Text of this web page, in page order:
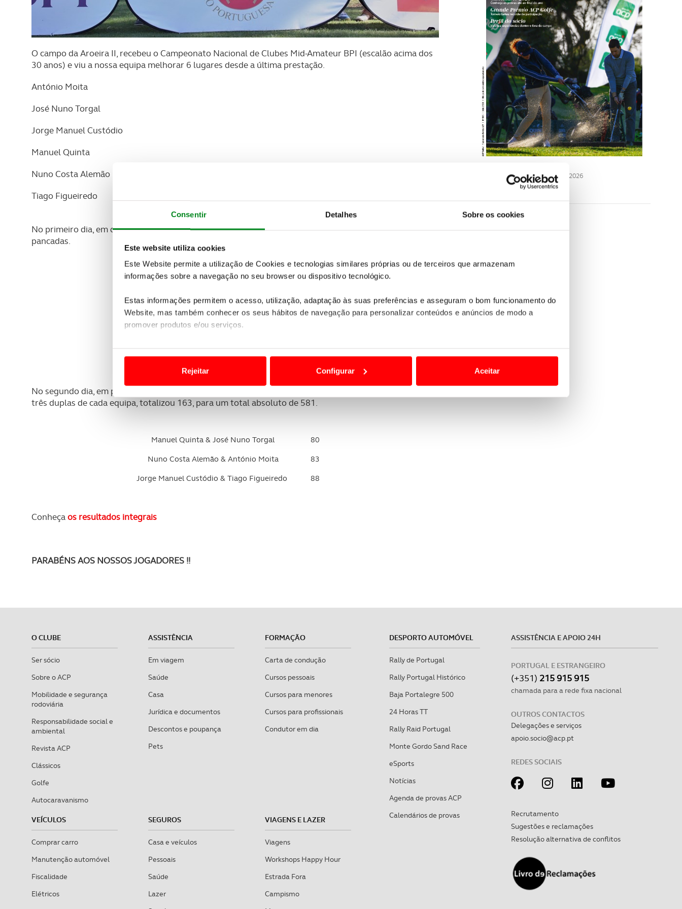
Consentir Detalhes Sobre os cookies
Este website utiliza cookies
Este Website permite a utilização de Cookies e tecnologias similares próprias ou de terceiros que armazenam
informações sobre a navegação no seu browser ou dispositivo tecnológico.
Estas informações permitem o acesso, utilização, adaptação às suas preferências e asseguram o bom funcionamento do
Website, mas também conhecer os seus hábitos de navegação para personalizar conteúdos e anúncios de modo a
promover produtos e/ou serviços.
Usamos cookies para melhorar a sua experiência digital, personalizar conteúdos e anúncios, para lhe proporcionar
funcionalidades de redes sociais, bem como para analisar dados de navegação no nosso website.
O ACP garantirá que as transferências internacionais de dados pessoais serão realizadas apenas com o seu
Rejeitar Configurar Aceitar
O campo da Aroeira II, recebeu o Campeonato Nacional de Clubes Mid-Amateur BPI (escalão acima dos
30 anos) e viu a nossa equipa melhorar 6 lugares desde a última prestação.
António Moita
José Nuno Torgal
Jorge Manuel Custódio
Manuel Quinta
Nuno Costa Alemão
Tiago Figueiredo
No primeiro dia, em que se aproveitavam os melhores 5 resultados individuais, a equipa totalizaou
pancadas.
José Nuno Torgal
81
Jorge Manuel Custódio
83
Nuno Costa Alemão
88
No segundo dia, em pares (foursomes), contando para o agregado coletivo os dois melhores scores das
três duplas de cada equipa, totalizou 163, para um total absoluto de 581.
Manuel Quinta & José Nuno Torgal
80
Nuno Costa Alemão & António Moita
83
Jorge Manuel Custódio & Tiago Figueiredo
88
Conheçaos resultados integrais
PARABÉNS AOS NOSSOS JOGADORES !!
JULHO 2026
O CLUBE
Ser sócio
Sobre o ACP
Mobilidade e segurança
rodoviária
Responsabilidade social e
ambiental
Revista ACP
Clássicos
Golfe
Autocaravanismo
ASSISTÊNCIA
Em viagem
Saúde
Casa
Jurídica e documentos
Descontos e poupança
Pets
FORMAÇÃO
Carta de condução
Cursos pessoais
Cursos para menores
Cursos para profissionais
Condutor em dia
VEÍCULOS
Comprar carro
Manutenção automóvel
Fiscalidade
Elétricos
SEGUROS
Casa e veículos
Pessoais
Saúde
Lazer
VIAGENS E LAZER
Viagens
Workshops Happy Hour
Estrada Fora
Campismo
DESPORTO AUTOMÓVEL
Rally de Portugal
Rally Portugal Histórico
Baja Portalegre 500
24 Horas TT
Rally Raid Portugal
Monte Gordo Sand Race
eSports
Notícias
Agenda de provas ACP
Calendários de provas
ASSISTÊNCIA E APOIO 24H
PORTUGAL E ESTRANGEIRO
(+351) 215 915 915
chamada para a rede fixa nacional
OUTROS CONTACTOS
Delegações e serviços
apoio.socio@acp.pt
REDES SOCIAIS
Recrutamento
Sugestões e reclamações
Resolução alternativa de conflitos